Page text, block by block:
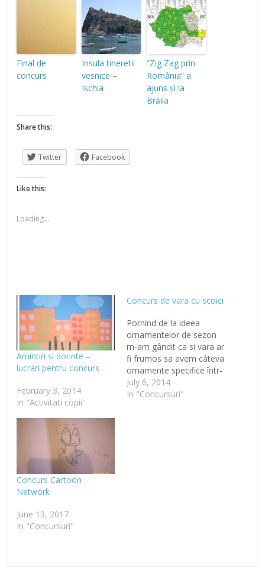
Final de
concurs
Insula tineretii
vesnice –
Ischia
”Zig Zag prin
România” a
ajuns și la
Brăila
Share this:
Twitter Facebook
Like this:
Loading...
Amintiri si dorinte –
lucrari pentru concurs
February 3, 2014
In "Activitati copii"
Concurs de vara cu scoici
Pornind de la ideea
ornamentelor de sezon
m-am gândit ca si vara ar
fi frumos sa avem câteva
ornamente specifice într-
un colt al casei. Asa a
luat nastere coltul care
July 6, 2014
In "Concursuri"
Concurs Cartoon
Network
June 13, 2017
In "Concursuri"